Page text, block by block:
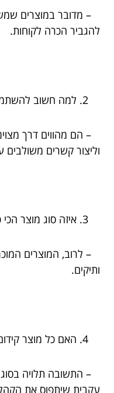
– מדובר במוצרים
להגביר הכרה לקוחות.
למה חשוב
– הם מהווים דרך
וליצור קשרים
איזה סוג מוצר הכי
– לרוב, המוצרים
ותיקים.
האם כל מוצר
– התשובה תלויה
עקבית שיתפוס את